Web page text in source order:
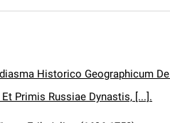
Historico Geographicum
Primis Russiae Dynastis, [...].